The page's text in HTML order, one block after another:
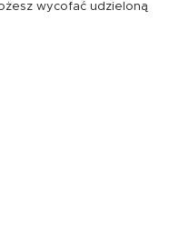
wycofać udzieloną